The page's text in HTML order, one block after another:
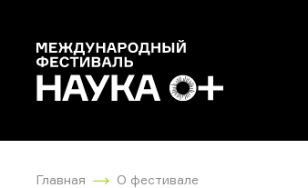
Главная О фестивале